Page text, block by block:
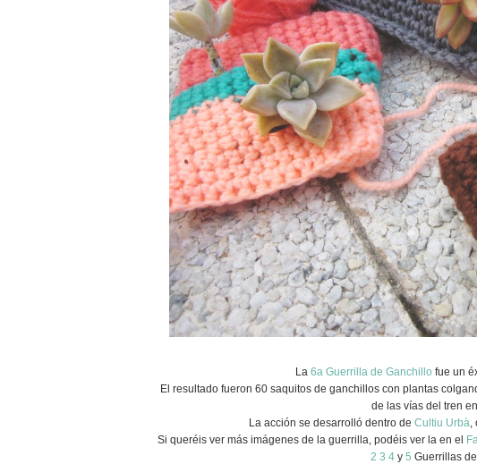
La 6a Guerrilla de Ganchillo fue un
El resultado fueron 60 saquitos de ganchillos con plantas
de las vías del tren en
La acción se desarrolló dentro de Cultiu Urbà,
Si queréis ver más imágenes de la guerrilla, podéis ver la en el
2 3 4y 5 Guerrillas